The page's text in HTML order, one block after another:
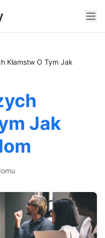
Kłamstw O Tym Jak
Jak